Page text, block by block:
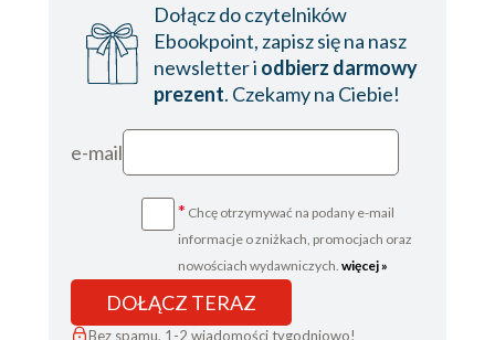
Dołącz do czytelników
Ebookpoint, zapisz się na nasz
newsletter i odbierz darmowy
prezent. Czekamy na Ciebie!
e-mail
* Chcę otrzymywać na podany e-mail
informacje o zniżkach, promocjach oraz
nowościach wydawniczych. więcej »
DOŁĄCZ TERAZ
Bez spamu, 1-2 wiadomości tygodniowo!